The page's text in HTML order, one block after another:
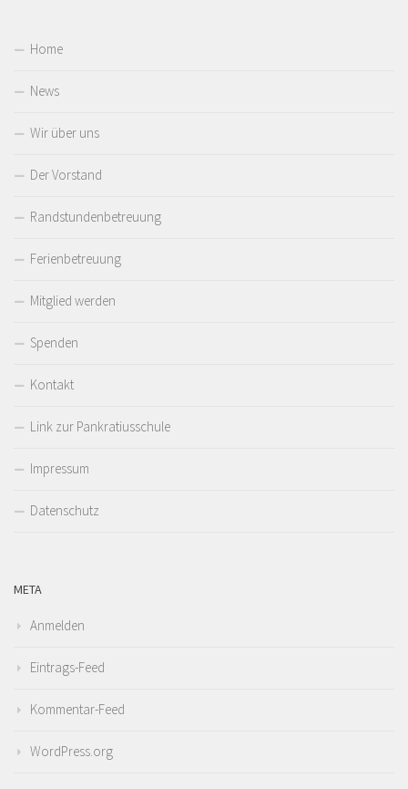
Home
News
Wir über uns
Der Vorstand
Randstundenbetreuung
Ferienbetreuung
Mitglied werden
Spenden
Kontakt
Link zur Pankratiusschule
Impressum
Datenschutz
META
Anmelden
Eintrags-Feed
Kommentar-Feed
WordPress.org